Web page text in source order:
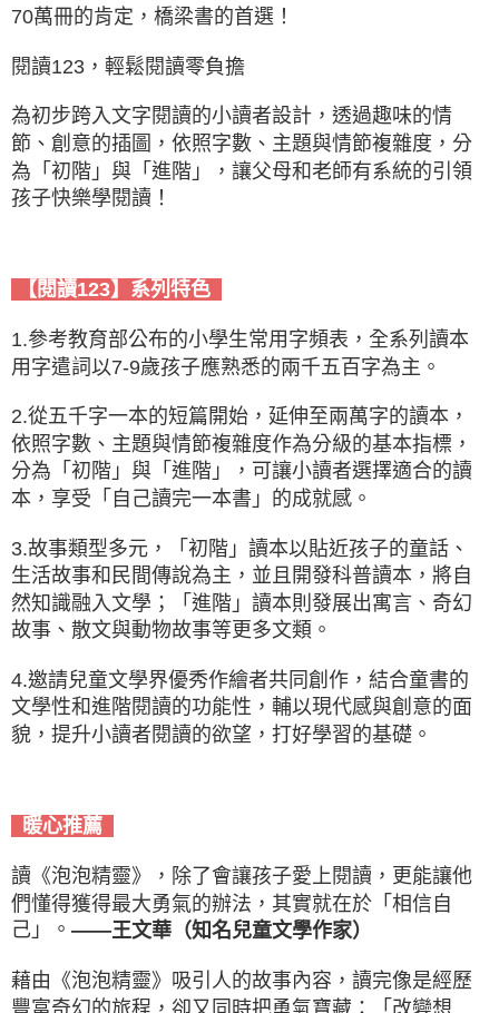
70萬冊的肯定，橋梁書的首選！
閱讀123，輕鬆閱讀零負擔
為初步跨入文字閱讀的小讀者設計，透過趣味的情
節、創意的插圖，依照字數、主題與情節複雜度，分
為「初階」與「進階」，讓父母和老師有系統的引領
孩子快樂學閱讀！
【閱讀123】系列特色
1.參考教育部公布的小學生常用字頻表，全系列讀本
用字遣詞以7-9歲孩子應熟悉的兩千五百字為主。
2.從五千字一本的短篇開始，延伸至兩萬字的讀本，
依照字數、主題與情節複雜度作為分級的基本指標，
分為「初階」與「進階」，可讓小讀者選擇適合的讀
本，享受「自己讀完一本書」的成就感。
3.故事類型多元，「初階」讀本以貼近孩子的童話、
生活故事和民間傳說為主，並且開發科普讀本，將自
然知識融入文學；「進階」讀本則發展出寓言、奇幻
故事、散文與動物故事等更多文類。
4.邀請兒童文學界優秀作繪者共同創作，結合童書的
文學性和進階閱讀的功能性，輔以現代感與創意的面
貌，提升小讀者閱讀的欲望，打好學習的基礎。
暖心推薦
讀《泡泡精靈》，除了會讓孩子愛上閱讀，更能讓他
們懂得獲得最大勇氣的辦法，其實就在於「相信自
己」。 ——王文華（知名兒童文學作家）
藉由《泡泡精靈》吸引人的故事內容，讀完像是經歷
豐富奇幻的旅程，卻又同時把勇氣寶藏：「改變想